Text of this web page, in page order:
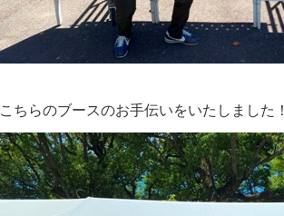
こちらのブースのお手伝いをいたしました！